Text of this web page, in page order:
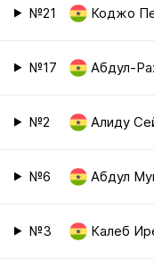
№21 Коджо
№17 Абдул-
№2 Алиду
№6 Абдул
№3 Калеб